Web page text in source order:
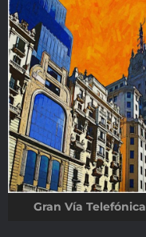
Gran Vía Telefónica